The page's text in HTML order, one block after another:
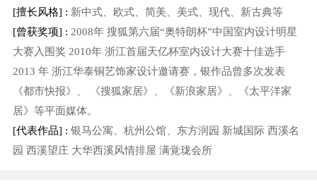
[擅长风格] : 新中式、欧式、简美、美式、现代、新古典等
[曾获奖项] : 2008年 搜狐第六届“奥特朗杯”中国室内设计明星
大赛入围奖 2010年 浙江首届天亿杯室内设计大赛十佳选手
2013 年 浙江华泰铜艺饰家设计邀请赛，银作品曾多次发表
《都市快报》、 《搜狐家居》、《新浪家居》、《太平洋家
居》等平面媒体。
[代表作品] : 银马公寓、杭州公馆、东方润园 新城国际 西溪名
园 西溪望庄 大华西溪风情排屋 满覚珑会所